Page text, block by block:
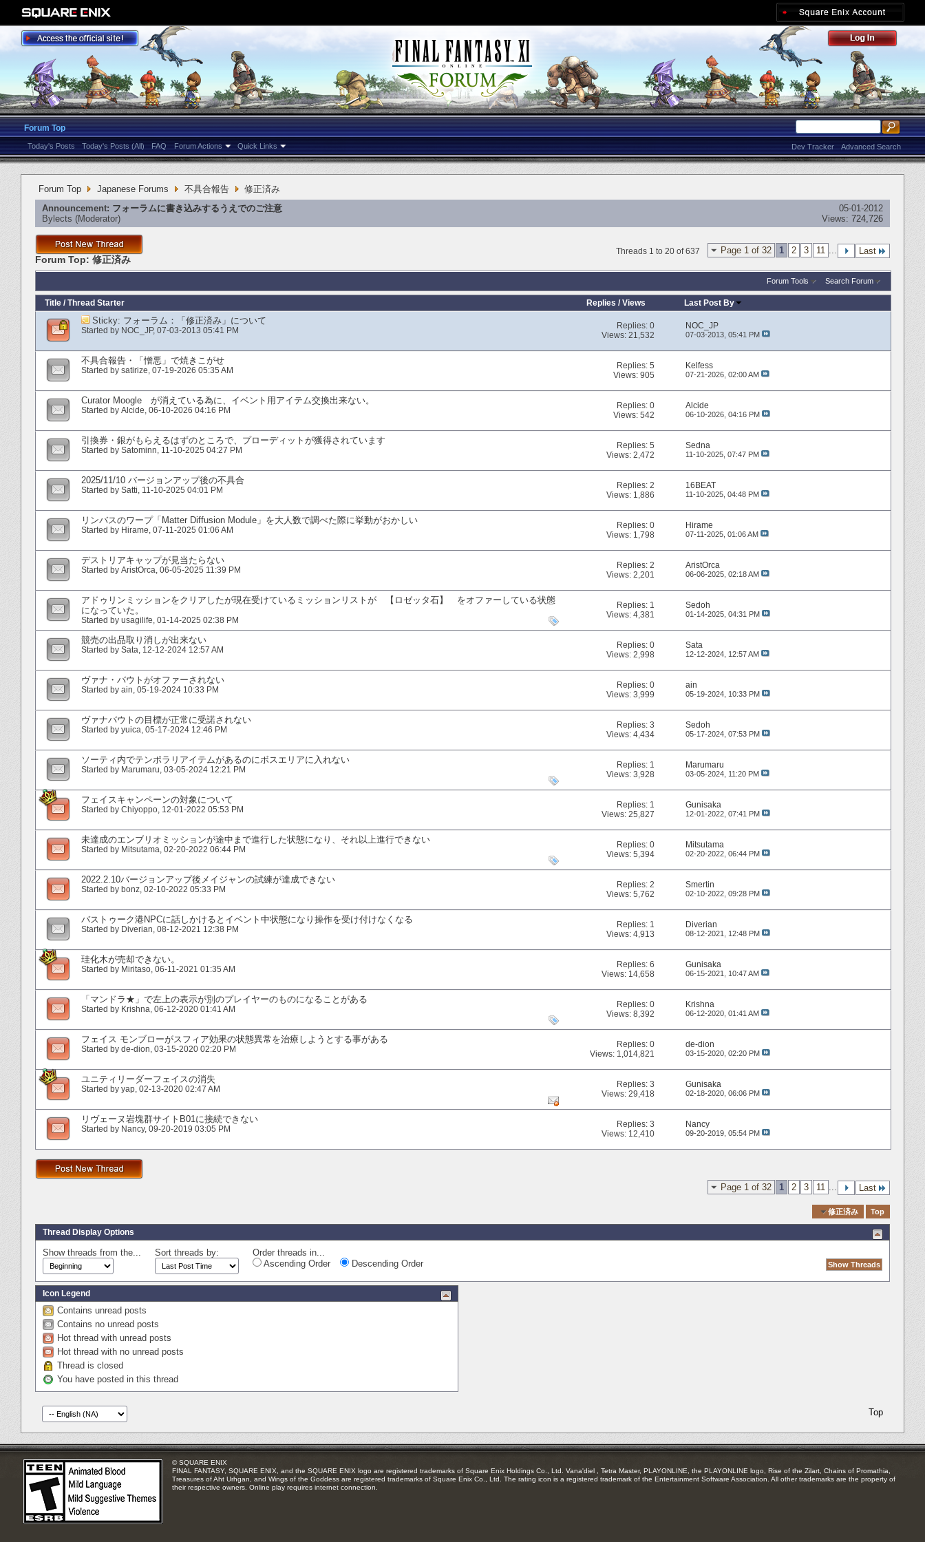
Forum Top
Today's Posts Today's Posts (All) FAQ Forum Actions Quick Links Advanced Search
Dev Tracker
Forum Top Japanese Forums 不具合報告
修正済み
Announcement: フォーラムに書き込みするうえでのご注意
Bylects ‎(Moderator)
05-01-2012
Views: 724,726
Page 1 of 32 1 2 3 11 ... Last
Threads 1 to 20 of 637
Forum Top: 修正済み
Forum Tools Search Forum
Title / Thread Starter Replies /Views Last Post By
Sticky: フォーラム：「修正済み」について
Started by NOC_JP‎, 07-03-2013 05:41 PM Replies:0
Views: 21,532
NOC_JP
07-03-2013, 05:41 PM
不具合報告・「憎悪」で焼きこがせ
Started by satirize‎, 07-19-2026 05:35 AM Replies:5
Views: 905
Kelfess
07-21-2026, 02:00 AM
Curator Moogle が消えている為に、イベント用アイテム交換出来ない。
Started by Alcide‎, 06-10-2026 04:16 PM Replies:0
Views: 542
Alcide
06-10-2026, 04:16 PM
引換券・銀がもらえるはずのところで、プローディットが獲得されています
Started by Satominn‎, 11-10-2025 04:27 PM Replies:5
Views: 2,472
Sedna
11-10-2025, 07:47 PM
2025/11/10 バージョンアップ後の不具合
Started by Satti‎, 11-10-2025 04:01 PM Replies:2
Views: 1,886
16BEAT
11-10-2025, 04:48 PM
リンバスのワープ「Matter Diffusion Module」を大人数で調べた際に挙動がおかしい
Started by Hirame‎, 07-11-2025 01:06 AM Replies:0
Views: 1,798
Hirame
07-11-2025, 01:06 AM
デストリアキャップが見当たらない
Started by AristOrca‎, 06-05-2025 11:39 PM Replies:2
Views: 2,201
AristOrca
06-06-2025, 02:18 AM
アドゥリンミッションをクリアしたが現在受けているミッションリストが 【ロゼッタ石】 をオファーしている状態
になっていた。
Started by usagilife‎, 01-14-2025 02:38 PM
Replies: 1
Views: 4,381
Sedoh
01-14-2025, 04:31 PM
競売の出品取り消しが出来ない
Started by Sata‎, 12-12-2024 12:57 AM Replies:0
Views: 2,998
Sata
12-12-2024, 12:57 AM
ヴァナ・バウトがオファーされない
Started by ain‎, 05-19-2024 10:33 PM Replies:0
Views: 3,999
ain
05-19-2024, 10:33 PM
ヴァナバウトの目標が正常に受諾されない
Started by yuica‎, 05-17-2024 12:46 PM Replies:3
Views: 4,434
Sedoh
05-17-2024, 07:53 PM
ソーティ内でテンポラリアイテムがあるのにボスエリアに入れない
Started by Marumaru‎, 03-05-2024 12:21 PM Replies: 1
Views: 3,928
Marumaru
03-05-2024, 11:20 PM
フェイスキャンペーンの対象について
Started by Chiyoppo‎, 12-01-2022 05:53 PM Replies: 1
Views: 25,827
Gunisaka
12-01-2022, 07:41 PM
未達成のエンブリオミッションが途中まで進行した状態になり、それ以上進行できない
Started by Mitsutama‎, 02-20-2022 06:44 PM Replies:0
Views: 5,394
Mitsutama
02-20-2022, 06:44 PM
2022.2.10バージョンアップ後メイジャンの試練が達成できない
Started by bonz‎, 02-10-2022 05:33 PM Replies:2
Views: 5,762
Smertin
02-10-2022, 09:28 PM
バストゥーク港NPCに話しかけるとイベント中状態になり操作を受け付けなくなる
Started by Diverian‎, 08-12-2021 12:38 PM Replies: 1
Views: 4,913
Diverian
08-12-2021, 12:48 PM
珪化木が売却できない。
Started by Miritaso‎, 06-11-2021 01:35 AM Replies:6
Views: 14,658
Gunisaka
06-15-2021, 10:47 AM
「マンドラ★」で左上の表示が別のプレイヤーのものになることがある
Started by Krishna‎, 06-12-2020 01:41 AM Replies:0
Views: 8,392
Krishna
06-12-2020, 01:41 AM
フェイス モンブローがスフィア効果の状態異常を治療しようとする事がある
Started by de-dion‎, 03-15-2020 02:20 PM Replies:0
Views: 1,014,821
de-dion
03-15-2020, 02:20 PM
ユニティリーダーフェイスの消失
Started by yap‎, 02-13-2020 02:47 AM Replies:3
Views: 29,418
Gunisaka
02-18-2020, 06:06 PM
リヴェーヌ岩塊群サイトB01に接続できない
Started by Nancy‎, 09-20-2019 03:05 PM Replies:3
Views: 12,410
Nancy
09-20-2019, 05:54 PM
Page 1 of 32 1 2 3 11 Last
修正済み Top
Thread Display Options
Show threads from the... Sort threads by:
Order threads in...
Ascending Order
Descending Order
Icon Legend
Contains unread posts
Contains no unread posts
Hot thread with unread posts
Hot thread with no unread posts
Thread is closed
You have posted in this thread
Top
© SQUARE ENIX
FINAL FANTASY, SQUARE ENIX, and the SQUARE ENIX logo are registered trademarks of Square Enix Holdings Co., Ltd. Vana'diel , Tetra Master, PLAYONLINE, the PLAYONLINE logo, Rise of the Zilart, Chains of Promathia,
Treasures of Aht Urhgan, and Wings of the Goddess are registered trademarks of Square Enix Co., Ltd. The rating icon is a registered trademark of the Entertainment Software Association. All other trademarks are the property of
their respective owners. Online play requires internet connection.